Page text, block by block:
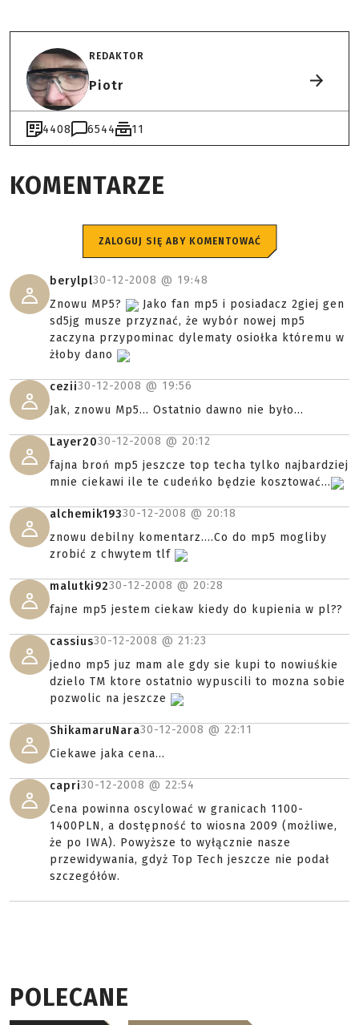
REDAKTOR
Piotr
4408 6544 11
KOMENTARZE
ZALOGUJ SIĘ ABY KOMENTOWAĆ
berylpl30-12-2008 @ 19:48
Znowu MP5?
Jako fan mp5 i posiadacz 2giej gen
sd5jg musze przyznać, że wybór nowej mp5
zaczyna przypominac dylematy osiołka któremu w
żłoby dano
cezii30-12-2008 @ 19:56
Jak, znowu Mp5... Ostatnio dawno nie było...
Layer2030-12-2008 @ 20:12
fajna broń mp5 jeszcze top techa tylko najbardziej
mnie ciekawi ile te cudeńko będzie kosztować...
alchemik19330-12-2008 @ 20:18
znowu debilny komentarz....Co do mp5 mogliby
zrobić z chwytem tlf
malutki9230-12-2008 @ 20:28
fajne mp5 jestem ciekaw kiedy do kupienia w pl??
cassius30-12-2008 @ 21:23
jedno mp5 juz mam ale gdy sie kupi to nowiuśkie
dzielo TM ktore ostatnio wypuscili to mozna sobie
pozwolic na jeszcze
ShikamaruNara30-12-2008 @ 22:11
Ciekawe jaka cena...
capri30-12-2008 @ 22:54
Cena powinna oscylować w granicach 1100-
1400PLN, a dostępność to wiosna 2009 (możliwe,
że po IWA). Powyższe to wyłącznie nasze
przewidywania, gdyż Top Tech jeszcze nie podał
szczegółów.
POLECANE